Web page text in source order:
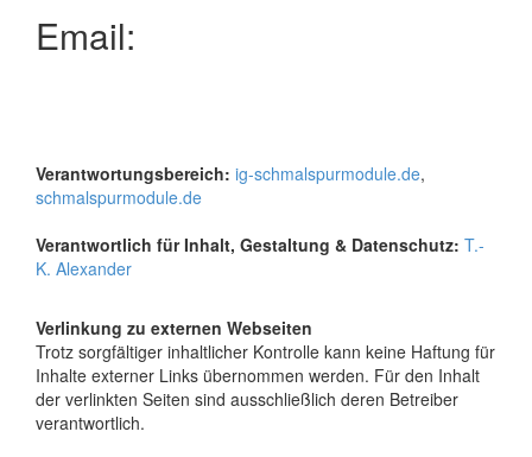
Email:
Verantwortungsbereich: ig-schmalspurmodule.de,
schmalspurmodule.de
Verantwortlich für Inhalt, Gestaltung & Datenschutz: T.-
K. Alexander
Verlinkung zu externen Webseiten
Trotz sorgfältiger inhaltlicher Kontrolle kann keine Haftung für
Inhalte externer Links übernommen werden. Für den Inhalt
der verlinkten Seiten sind ausschließlich deren Betreiber
verantwortlich.